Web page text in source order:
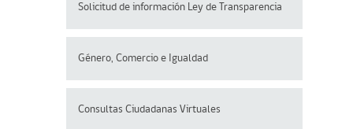
Solicitud de información Ley de Transparencia
Género, Comercio e Igualdad
Consultas Ciudadanas Virtuales